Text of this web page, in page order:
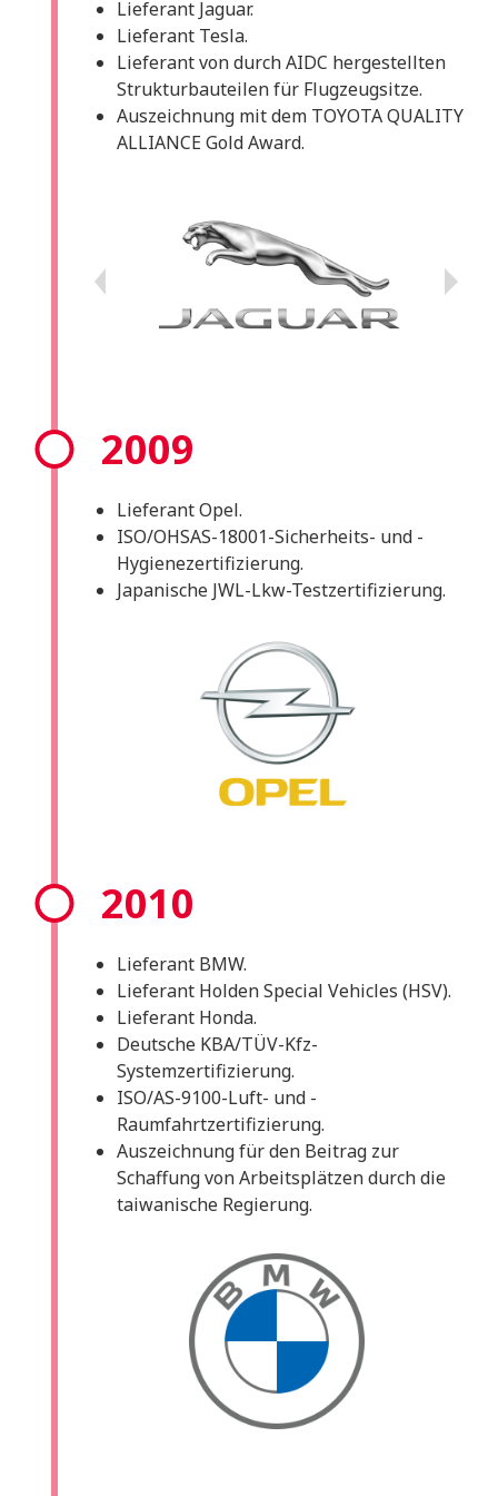
Lieferant Jaguar.
Lieferant Tesla.
Lieferant von durch AIDC hergestellten
Strukturbauteilen für Flugzeugsitze.
Auszeichnung mit dem TOYOTA QUALITY
ALLIANCE Gold Award.
2009
Lieferant Opel.
ISO/OHSAS-18001-Sicherheits- und -
Hygienezertifizierung.
Japanische JWL-Lkw-Testzertifizierung.
2010
Lieferant BMW.
Lieferant Holden Special Vehicles (HSV).
Lieferant Honda.
Deutsche KBA/TÜV-Kfz-
Systemzertifizierung.
ISO/AS-9100-Luft- und -
Raumfahrtzertifizierung.
Auszeichnung für den Beitrag zur
Schaffung von Arbeitsplätzen durch die
taiwanische Regierung.